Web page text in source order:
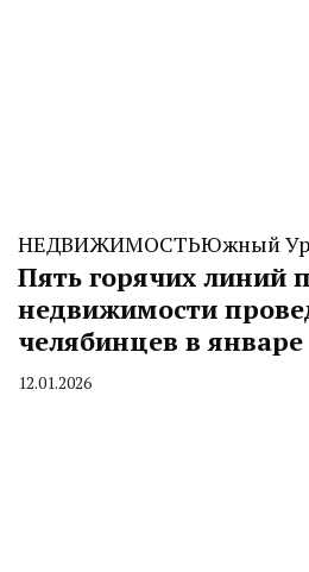
НЕДВИЖИМОСТЬЮжный
Пять горячих линий
недвижимости
челябинцев в январе
By
12.01.2026